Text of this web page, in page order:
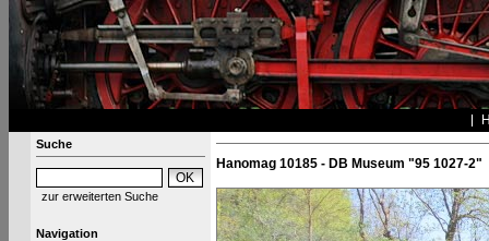
Suche
zur erweiterten Suche
Navigation
Hanomag 10185 - DB Museum "95 1027-2"